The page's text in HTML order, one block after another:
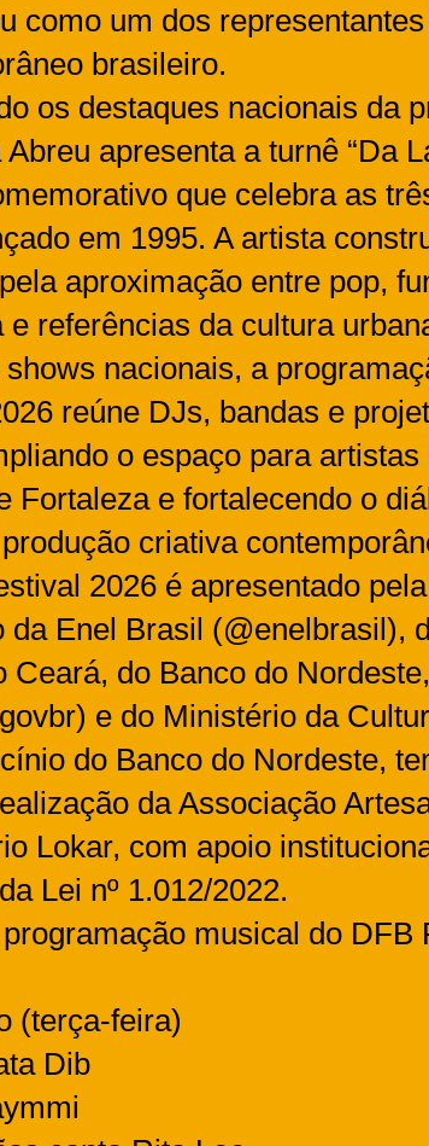
como um dos
brasileiro.
os destaques nacionais da
apresenta a turnê “Da
que celebra as
em 1995. A artista
aproximação entre pop,
e referências da cultura
nacionais, a
reúne DJs, bandas e
o espaço para
Fortaleza e fortalecendo o
criativa
2026 é apresentado
da Enel Brasil (@enelbrasil),
Ceará, do Banco do
e do Ministério da
do Banco do Nordeste,
da Associação
Lokar, com apoio
Lei nº 1.012/2022.
musical do DFB
(terça-feira)
Dib